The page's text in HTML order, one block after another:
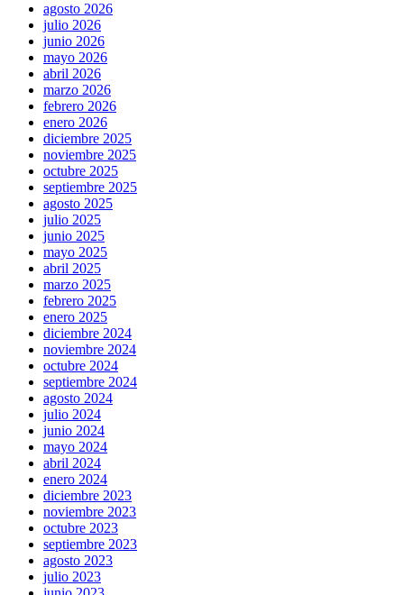
agosto 2026
julio 2026
junio 2026
mayo 2026
abril 2026
marzo 2026
febrero 2026
enero 2026
diciembre 2025
noviembre 2025
octubre 2025
septiembre 2025
agosto 2025
julio 2025
junio 2025
mayo 2025
abril 2025
marzo 2025
febrero 2025
enero 2025
diciembre 2024
noviembre 2024
octubre 2024
septiembre 2024
agosto 2024
julio 2024
junio 2024
mayo 2024
abril 2024
enero 2024
diciembre 2023
noviembre 2023
octubre 2023
septiembre 2023
agosto 2023
julio 2023